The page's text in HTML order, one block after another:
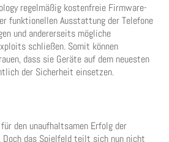
regelmäßig kostenfreie Firmware-
funktionellen Ausstattung der Telefone
und andererseits mögliche
schließen. Somit können
dass sie Geräte auf dem neuesten
der Sicherheit einsetzen.
den unaufhaltsamen Erfolg der
Doch das Spielfeld teilt sich nun nicht